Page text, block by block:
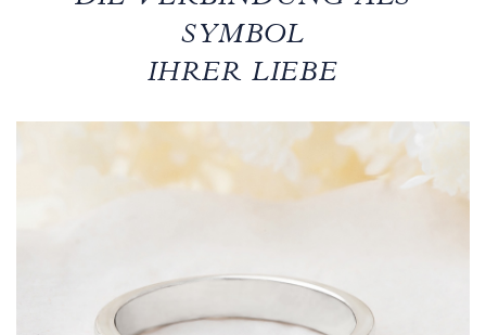
SYMBOL
IHRER LIEBE